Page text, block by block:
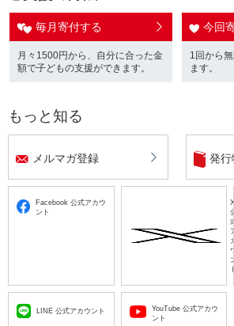
毎月寄付する
月々1500円から、自分に合った金
額で子どもの支援ができます。
今回
1回から
ます。
もっと知る
メルマガ登録 発行
Facebook 公式アカウ
ント
X
LINE 公式アカウント
YouTube 公式アカウ
ント